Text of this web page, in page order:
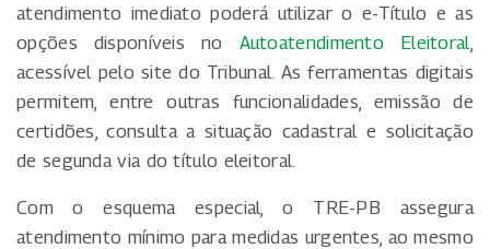
atendimento imediato poderá utilizar o e-Título e as
opções disponíveis no Autoatendimento Eleitoral
acessível pelo site do Tribunal. As ferramentas digitais
permitem, entre outras funcionalidades, emissão de
certidões, consulta a situação cadastral e solicitação
de segunda via do título eleitoral.
Com o esquema especial, o TRE-PB assegura
atendimento mínimo para medidas urgentes, ao mesmo